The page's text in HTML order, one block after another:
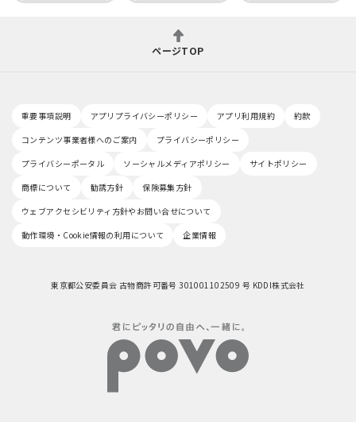
ページTOP
重要事項説明 アプリプライバシーポリシー アプリ利用規約
約款
コンテンツ事業者様へのご案内
プライバシーポリシー
プライバシーポータル
ソーシャルメディアポリシー
サイトポリシー
商標について
勧誘方針
保険募集方針
ウェブアクセシビリティ方針やお問い合せについて
動作環境・Cookie情報の利用について
企業情報
東京都公安委員会 古物商許可番号 301001102509 号 KDDI株式会社